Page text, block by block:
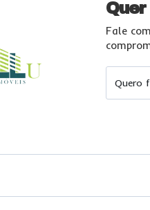
Fale
Quero